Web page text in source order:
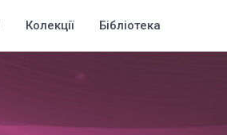
Колекції Бібліотека